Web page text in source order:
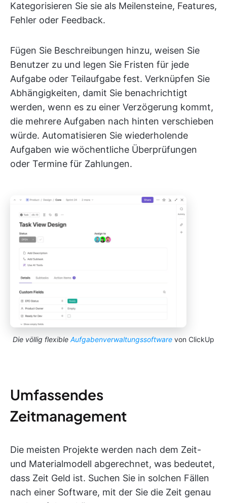
Kategorisieren Sie sie als Meilensteine, Features,
Fehler oder Feedback.
Fügen Sie Beschreibungen hinzu, weisen Sie
Benutzer zu und legen Sie Fristen für jede
Aufgabe oder Teilaufgabe fest. Verknüpfen Sie
Abhängigkeiten, damit Sie benachrichtigt
werden, wenn es zu einer Verzögerung kommt,
die mehrere Aufgaben nach hinten verschieben
würde. Automatisieren Sie wiederholende
Aufgaben wie wöchentliche Überprüfungen
oder Termine für Zahlungen.
Die völlig flexible Aufgabenverwaltungssoftware von ClickUp
Umfassendes
Zeitmanagement
Die meisten Projekte werden nach dem Zeit-
und Materialmodell abgerechnet, was bedeutet,
dass Zeit Geld ist. Suchen Sie in solchen Fällen
nach einer Software, mit der Sie die Zeit genau